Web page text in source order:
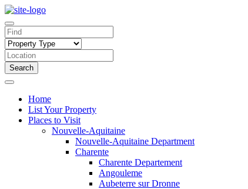
Search
Home
List Your Property
Places to Visit
Nouvelle-Aquitaine
Nouvelle-Aquitaine Department
Charente
Charente Departement
Angouleme
Aubeterre sur Dronne